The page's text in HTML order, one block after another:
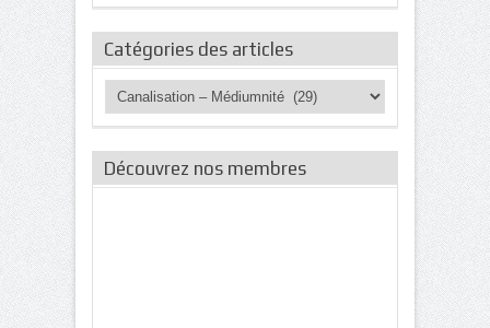
Catégories des articles
Catégories
des
Découvrez nos membres